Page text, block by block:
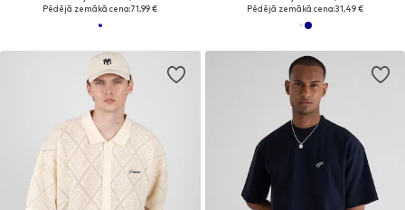
Pēdējā zemākā cena:71,99 €
Pēdējā zemākā cena:31,49 €